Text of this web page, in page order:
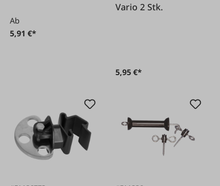
Ab
5,91 €*
Vario 2 Stk.
5,95 €*